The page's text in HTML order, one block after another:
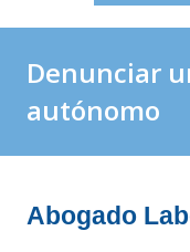
Denunciar
autónomo
Abogado